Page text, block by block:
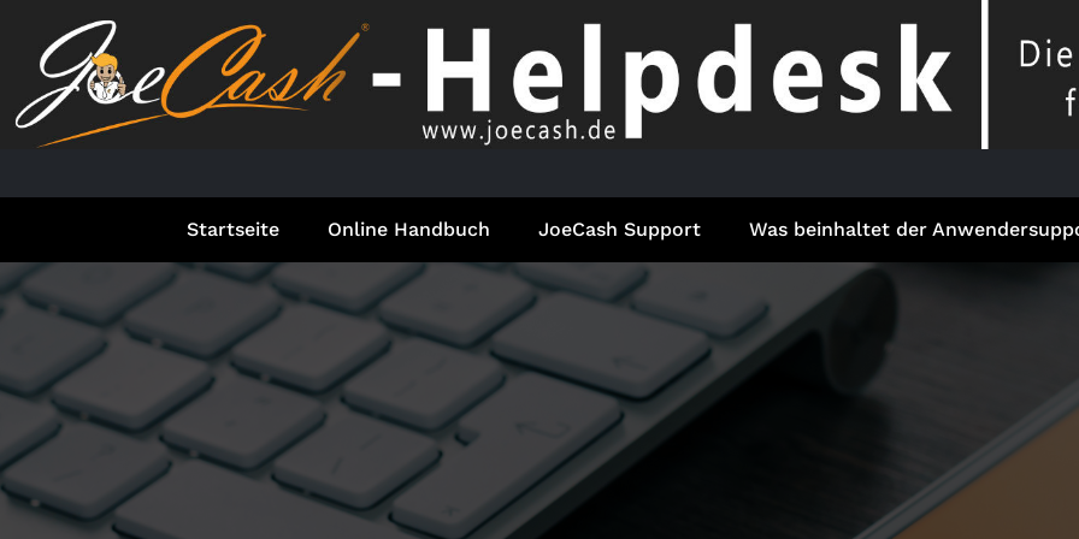
Inhalt
Startseite Online Handbuch JoeCash Support Was beinhaltet der